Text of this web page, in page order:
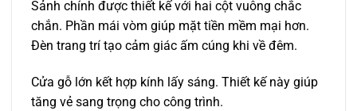
Sảnh chính được thiết kế với hai cột vuông chắc
chắn. Phần mái vòm giúp mặt tiền mềm mại hơn.
Đèn trang trí tạo cảm giác ấm cúng khi về đêm.
Cửa gỗ lớn kết hợp kính lấy sáng. Thiết kế này giúp
tăng vẻ sang trọng cho công trình.